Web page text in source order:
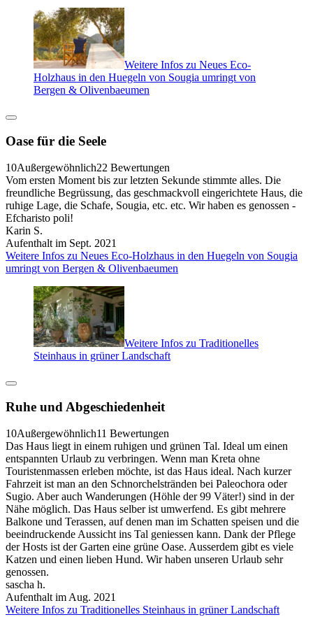
Weitere Infos zu Neues Eco-
Holzhaus in den Huegeln von Sougia umringt von
Bergen & Olivenbaeumen
Oase für die Seele
10Außergewöhnlich22 Bewertungen
Vom ersten Moment bis zur letzten Sekunde stimmte alles. Die
freundliche Begrüssung, das geschmackvoll eingerichtete Haus, die
ruhige Lage, die Schafe, Sougia, etc. etc. Wir haben es genossen -
Efcharisto poli!
Karin S.
Aufenthalt im Sept. 2021
Weitere Infos zu Neues Eco-Holzhaus in den Huegeln von Sougia
umringt von Bergen & Olivenbaeumen
Weitere Infos zu Traditionelles
Steinhaus in grüner Landschaft
Ruhe und Abgeschiedenheit
10Außergewöhnlich11 Bewertungen
Das Haus liegt in einem ruhigen und grünen Tal. Ideal um einen
entspannten Urlaub zu verbringen. Wenn man Kreta ohne
Touristenmassen erleben möchte, ist das Haus ideal. Nach kurzer
Fahrzeit ist man an den Schnorchelstränden bei Paleochora oder
Sugio. Aber auch Wanderungen (Höhle der 99 Väter!) sind in der
Nähe möglich. Das Haus selber ist umwerfend. Es gibt mehrere
Balkone und Terassen, auf denen man im Schatten speisen und die
beeindruckende Aussicht ins Tal geniessen kann. Dank der Pflege
der Hosts ist der Garten eine grüne Oase. Ausserdem gibt es viele
Katzen und einen lieben Hund. Wir haben unseren Urlaub sehr
genossen.
sascha h.
Aufenthalt im Aug. 2021
Weitere Infos zu Traditionelles Steinhaus in grüner Landschaft